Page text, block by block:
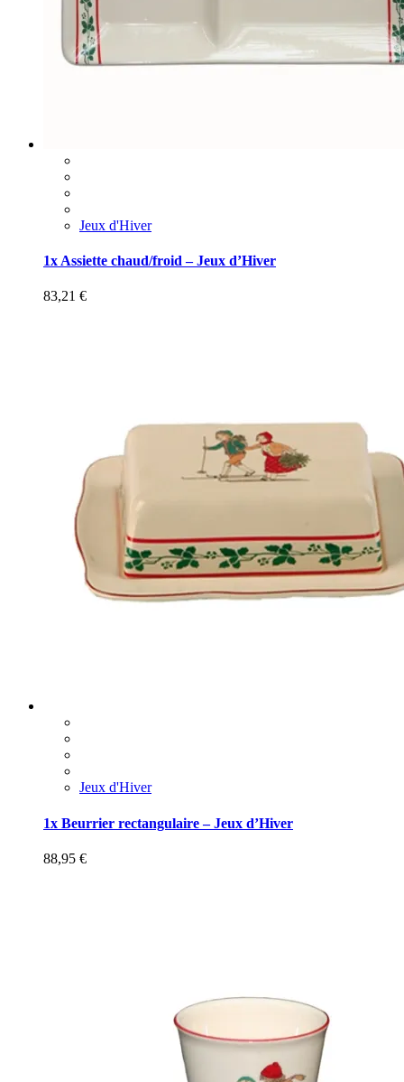
Jeux d'Hiver
1x Assiette chaud/froid – Jeux d’Hiver
83,21 €
Jeux d'Hiver
1x Beurrier rectangulaire – Jeux d’Hiver
88,95 €